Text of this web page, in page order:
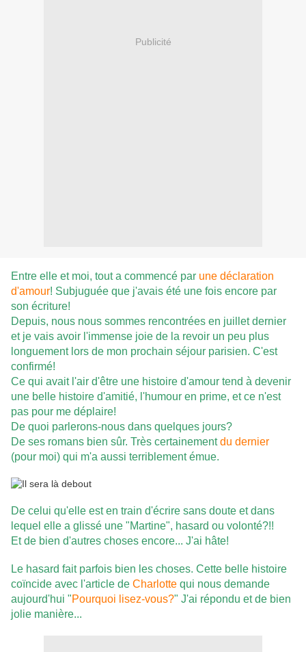
Publicité
Entre elle et moi, tout a commencé par une déclaration
d'amour! Subjuguée que j'avais été une fois encore par
son écriture!
Depuis, nous nous sommes rencontrées en juillet dernier
et je vais avoir l'immense joie de la revoir un peu plus
longuement lors de mon prochain séjour parisien. C'est
confirmé!
Ce qui avait l'air d'être une histoire d'amour tend à devenir
une belle histoire d'amitié, l'humour en prime, et ce n'est
pas pour me déplaire!
De quoi parlerons-nous dans quelques jours?
De ses romans bien sûr. Très certainementdu dernier
(pour moi) qui m'a aussi terriblement émue.
De celui qu'elle est en train d'écrire sans doute et dans
lequel elle a glissé une "Martine", hasard ou volonté?!!
Et de bien d'autres choses encore... J'ai hâte!
Le hasard fait parfois bien les choses. Cette belle histoire
coïncide avec l'article de Charlotte qui nous demande
aujourd'hui "Pourquoi lisez-vous?" J'ai répondu et de bien
jolie manière...